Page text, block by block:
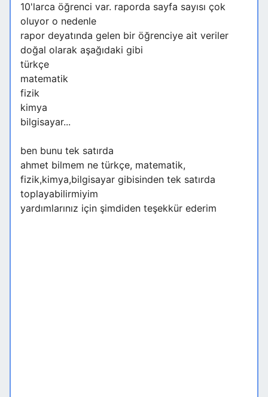
10'larca öğrenci var. raporda sayfa sayısı çok
oluyor o nedenle
rapor deyatında gelen bir öğrenciye ait veriler
doğal olarak aşağıdaki gibi
türkçe
matematik
fizik
kimya
bilgisayar...
ben bunu tek satırda
ahmet bilmem ne türkçe, matematik,
fizik,kimya,bilgisayar gibisinden tek satırda
toplayabilirmiyim
yardımlarınız için şimdiden teşekkür ederim